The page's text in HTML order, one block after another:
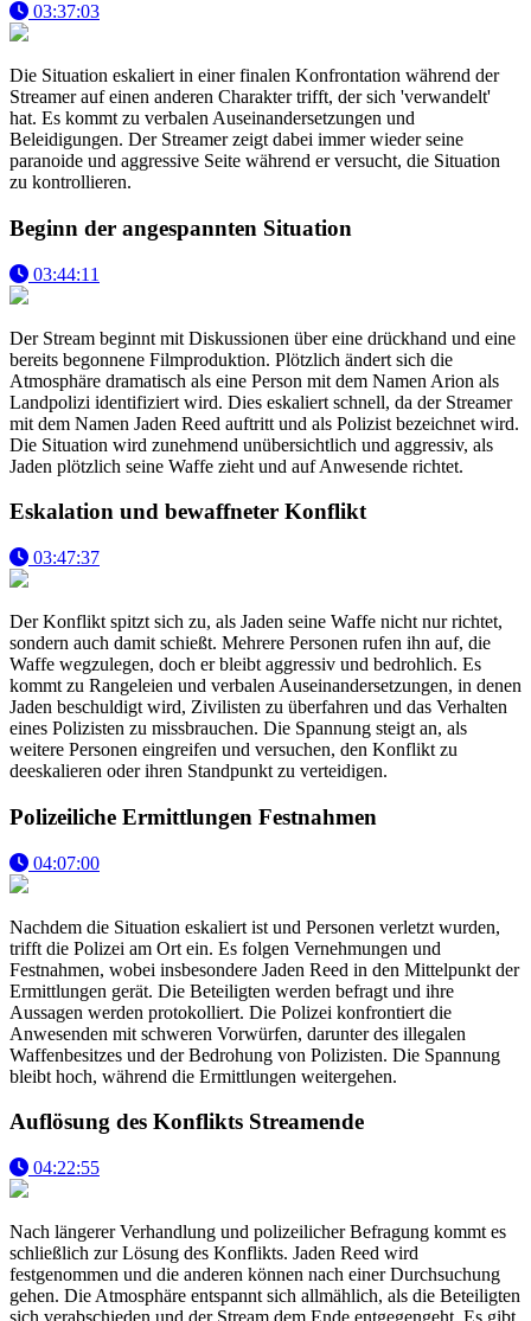
03:37:03
Die Situation eskaliert in einer finalen Konfrontation während der
Streamer auf einen anderen Charakter trifft, der sich 'verwandelt'
hat. Es kommt zu verbalen Auseinandersetzungen und
Beleidigungen. Der Streamer zeigt dabei immer wieder seine
paranoide und aggressive Seite während er versucht, die Situation
zu kontrollieren.
Beginn der angespannten Situation
03:44:11
Der Stream beginnt mit Diskussionen über eine drückhand und eine
bereits begonnene Filmproduktion. Plötzlich ändert sich die
Atmosphäre dramatisch als eine Person mit dem Namen Arion als
Landpolizi identifiziert wird. Dies eskaliert schnell, da der Streamer
mit dem Namen Jaden Reed auftritt und als Polizist bezeichnet wird.
Die Situation wird zunehmend unübersichtlich und aggressiv, als
Jaden plötzlich seine Waffe zieht und auf Anwesende richtet.
Eskalation und bewaffneter Konflikt
03:47:37
Der Konflikt spitzt sich zu, als Jaden seine Waffe nicht nur richtet,
sondern auch damit schießt. Mehrere Personen rufen ihn auf, die
Waffe wegzulegen, doch er bleibt aggressiv und bedrohlich. Es
kommt zu Rangeleien und verbalen Auseinandersetzungen, in denen
Jaden beschuldigt wird, Zivilisten zu überfahren und das Verhalten
eines Polizisten zu missbrauchen. Die Spannung steigt an, als
weitere Personen eingreifen und versuchen, den Konflikt zu
deeskalieren oder ihren Standpunkt zu verteidigen.
Polizeiliche Ermittlungen Festnahmen
04:07:00
Nachdem die Situation eskaliert ist und Personen verletzt wurden,
trifft die Polizei am Ort ein. Es folgen Vernehmungen und
Festnahmen, wobei insbesondere Jaden Reed in den Mittelpunkt der
Ermittlungen gerät. Die Beteiligten werden befragt und ihre
Aussagen werden protokolliert. Die Polizei konfrontiert die
Anwesenden mit schweren Vorwürfen, darunter des illegalen
Waffenbesitzes und der Bedrohung von Polizisten. Die Spannung
bleibt hoch, während die Ermittlungen weitergehen.
Auflösung des Konflikts Streamende
04:22:55
Nach längerer Verhandlung und polizeilicher Befragung kommt es
schließlich zur Lösung des Konflikts. Jaden Reed wird
festgenommen und die anderen können nach einer Durchsuchung
gehen. Die Atmosphäre entspannt sich allmählich, als die Beteiligten
sich verabschieden und der Stream dem Ende entgegengeht. Es gibt